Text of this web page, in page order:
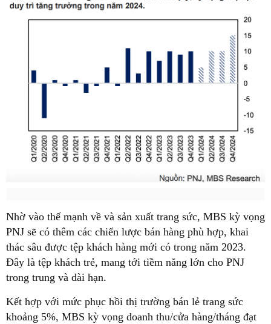
Nhờ vào thế mạnh về và sản xuất trang sức, MBS kỳ vọng
PNJ sẽ có thêm các chiến lược bán hàng phù hợp, khai
thác sâu được tệp khách hàng mới có trong năm 2023.
Đây là tệp khách trẻ, mang tới tiềm năng lớn cho PNJ
trong trung và dài hạn.
Kết hợp với mức phục hồi thị trường bán lẻ trang sức
khoảng 5%, MBS kỳ vọng doanh thu/cửa hàng/tháng đạt